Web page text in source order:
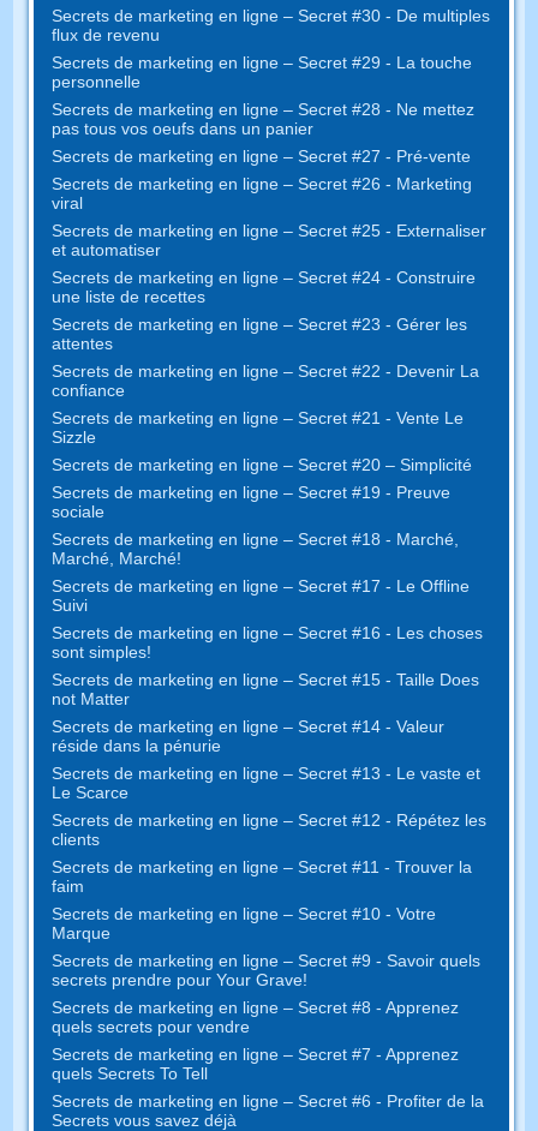
Secrets de marketing en ligne – Secret #30 - De multiples
flux de revenu
Secrets de marketing en ligne – Secret #29 - La touche
personnelle
Secrets de marketing en ligne – Secret #28 - Ne mettez
pas tous vos oeufs dans un panier
Secrets de marketing en ligne – Secret #27 - Pré-vente
Secrets de marketing en ligne – Secret #26 - Marketing
viral
Secrets de marketing en ligne – Secret #25 - Externaliser
et automatiser
Secrets de marketing en ligne – Secret #24 - Construire
une liste de recettes
Secrets de marketing en ligne – Secret #23 - Gérer les
attentes
Secrets de marketing en ligne – Secret #22 - Devenir La
confiance
Secrets de marketing en ligne – Secret #21 - Vente Le
Sizzle
Secrets de marketing en ligne – Secret #20 – Simplicité
Secrets de marketing en ligne – Secret #19 - Preuve
sociale
Secrets de marketing en ligne – Secret #18 - Marché,
Marché, Marché!
Secrets de marketing en ligne – Secret #17 - Le Offline
Suivi
Secrets de marketing en ligne – Secret #16 - Les choses
sont simples!
Secrets de marketing en ligne – Secret #15 - Taille Does
not Matter
Secrets de marketing en ligne – Secret #14 - Valeur
réside dans la pénurie
Secrets de marketing en ligne – Secret #13 - Le vaste et
Le Scarce
Secrets de marketing en ligne – Secret #12 - Répétez les
clients
Secrets de marketing en ligne – Secret #11 - Trouver la
faim
Secrets de marketing en ligne – Secret #10 - Votre
Marque
Secrets de marketing en ligne – Secret #9 - Savoir quels
secrets prendre pour Your Grave!
Secrets de marketing en ligne – Secret #8 - Apprenez
quels secrets pour vendre
Secrets de marketing en ligne – Secret #7 - Apprenez
quels Secrets To Tell
Secrets de marketing en ligne – Secret #6 - Profiter de la
Secrets vous savez déjà